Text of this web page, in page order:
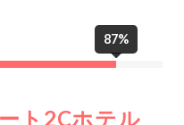
87%
ト2Cホテル